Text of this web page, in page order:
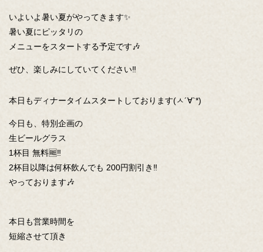
いよいよ暑い夏がやってきます✨
暑い夏にピッタリの
メニューをスタートする予定です🎶
ぜひ、楽しみにしていてください‼️
本日もディナータイムスタートしております(ㅅ´∀`*)
今日も、特別企画の
生ビールグラス
1杯目 無料🆓‼️
2杯目以降は何杯飲んでも 200円割引き‼️
やっております🎶
本日も営業時間を
短縮させて頂き